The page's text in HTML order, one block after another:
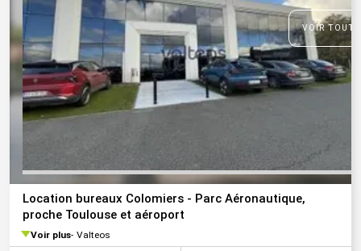
VOIR
Location bureaux Colomiers - Parc Aéronautique,
proche Toulouse et aéroport
Voir plus Valteos